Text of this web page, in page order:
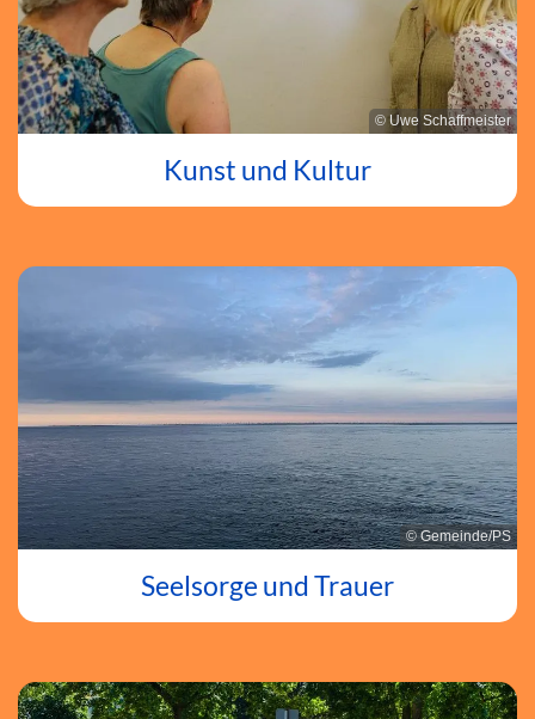
© Uwe Schaffmeister
Kunst und Kultur
© Gemeinde/PS
Seelsorge und Trauer